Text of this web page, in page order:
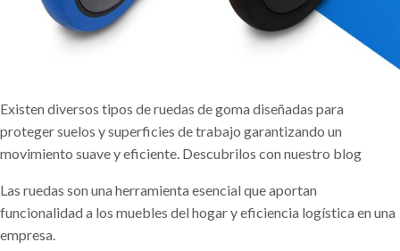
Existen diversos tipos de ruedas de goma diseñadas para
proteger suelos y superficies de trabajo garantizando un
movimiento suave y eficiente. Descubrilos con nuestro blog
Las ruedas son una herramienta esencial que aportan
funcionalidad a los muebles del hogar y eficiencia logística en una
empresa.